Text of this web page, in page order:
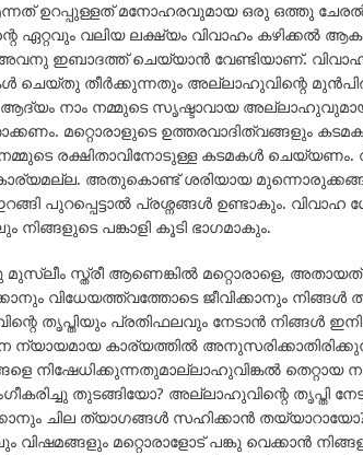
ഉറപ്പുള്ളത് മനോഹരവുമായ ഒരു ഒത്തു
ഏറ്റവും വലിയ ലക്ഷ്യം വിവാഹം
അവനു ഇബാദത്ത് ചെയ്യാന്‍ വേണ്ടിയാണ്.
ചെയ്തു തീര്‍ക്കുന്നതും അല്ലാഹുവിന്റെ
ആദ്യം നാം നമ്മുടെ സൃഷ്ടാവായ
മറ്റൊരാളുടെ ഉത്തരവാദിത്വങ്ങളും
രക്ഷിതാവിനോടുള്ള കടമകള്‍
അതുകൊണ്ട് ശരിയായ
പുറപ്പെട്ടാല്‍ പ്രശ്നങ്ങള്‍ ഉണ്ടാകും.
നിങ്ങളുടെ പങ്കാളി കൂടി ഭാഗമാകും.
മുസ്ലീം സ്ത്രീ ആണെങ്കില്‍ മറ്റൊരാളെ,
വിധേയത്ത്വത്തോടെ ജീവിക്കാനും നിങ്ങള്‍
തൃപ്തിയും പ്രതിഫലവും നേടാന്‍ നിങ്ങള്‍
ന്യായമായ കാര്യത്തില്‍
നിഷേധിക്കുന്നതുമാല്ലാഹുവിങ്കല്‍
തുടങ്ങിയോ? അല്ലാഹുവിന്റെ തൃപ്തി
ചില ത്യാഗങ്ങള്‍ സഹിക്കാന്‍
വിഷമങ്ങളും മറ്റൊരാളോട് പങ്കു വെക്കാന്‍